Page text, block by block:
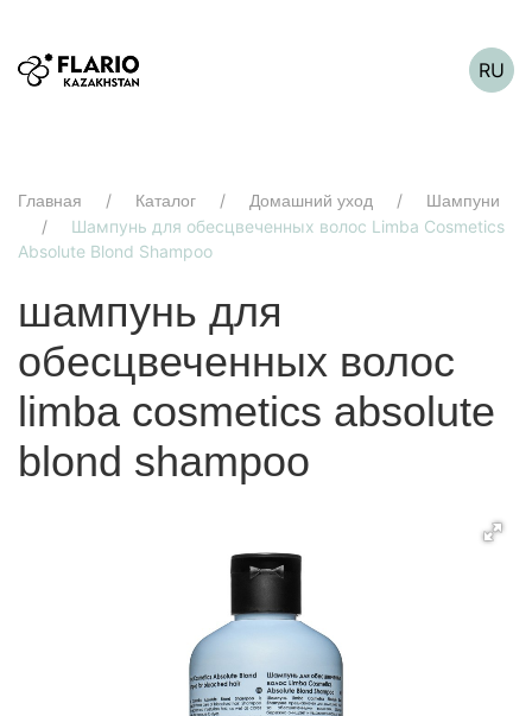
RU
Главная Каталог Домашний уход Шампуни
Шампунь для обесцвеченных волос Limba Cosmetics
Absolute Blond Shampoo
шампунь для
обесцвеченных волос
limba cosmetics absolute
blond shampoo